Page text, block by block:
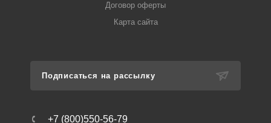
Договор оферты
Карта сайта
Подписаться на рассылку
+7 (800)550-56-79